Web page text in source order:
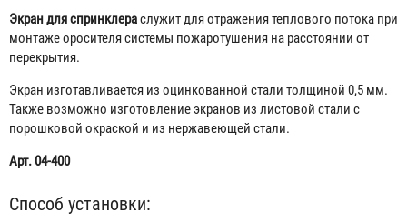
Экран для спринклераслужит для отражения теплового потока при
монтаже оросителя системы пожаротушения на расстоянии от
перекрытия.
Экран изготавливается из оцинкованной стали толщиной 0,5 мм.
Также возможно изготовление экранов из листовой стали с
порошковой окраской и из нержавеющей стали.
Арт. 04-400
Способ установки: